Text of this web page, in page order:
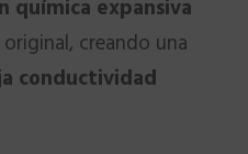
química expansiva
creando una
conductividad